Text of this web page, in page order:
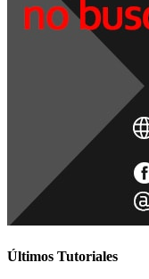
Últimos Tutoriales